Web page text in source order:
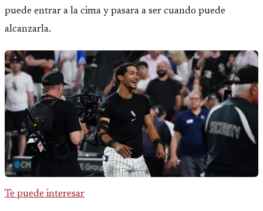
puede entrar a la cima y pasara a ser cuando puede
alcanzarla.
Te puede interesar